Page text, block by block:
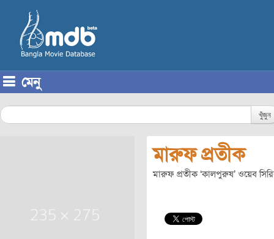
মেনু
খুঁজুন
মারুফ প্রতীক
মারুফ প্রতীক ‘কালপুরুষ’ ওয়েব